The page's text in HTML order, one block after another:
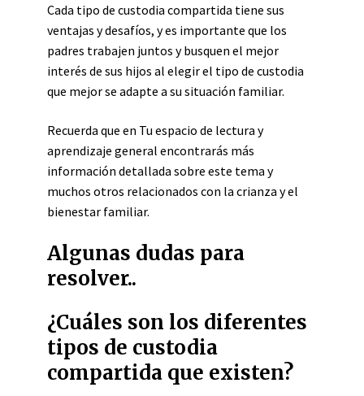
Cada tipo de custodia compartida tiene sus
ventajas y desafíos, y es importante que los
padres trabajen juntos y busquen el mejor
interés de sus hijos al elegir el tipo de custodia
que mejor se adapte a su situación familiar.
Recuerda que en Tu espacio de lectura y
aprendizaje general encontrarás más
información detallada sobre este tema y
muchos otros relacionados con la crianza y el
bienestar familiar.
Algunas dudas para
resolver..
¿Cuáles son los diferentes
tipos de custodia
compartida que existen?